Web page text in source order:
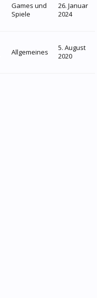
Games und
Spiele
26. Januar
2024
Allgemeines
5. August
2020